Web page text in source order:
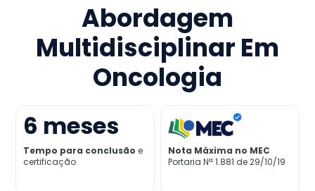
Como funciona
Credenciamento MEC
Já sou aluno
Abordagem
Multidisciplinar Em
Oncologia
6 meses
Tempo para conclusão e
certificação
Nota Máxima no MEC
Portaria Nª 1.881 de 29/10/19